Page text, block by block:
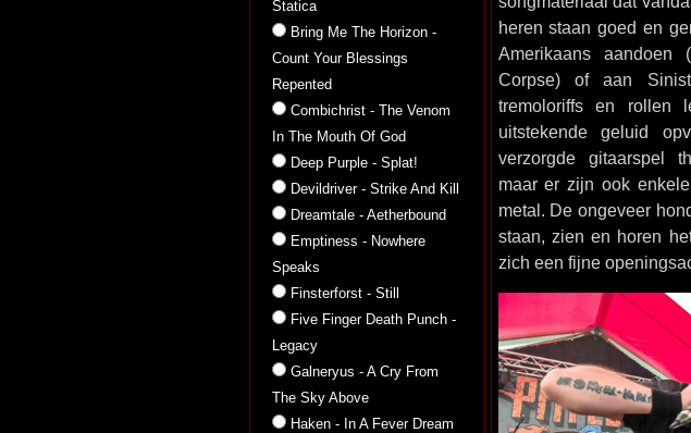
Statica
Bring Me The Horizon -
Count Your Blessings
Repented
Combichrist - The Venom
In The Mouth Of God
Deep Purple - Splat!
Devildriver - Strike And Kill
Dreamtale - Aetherbound
Emptiness - Nowhere
Speaks
Finsterforst - Still
Five Finger Death Punch -
Legacy
Galneryus - A Cry From
The Sky Above
Haken - In A Fever Dream
heren staan goed en
Amerikaans aandoen
Corpse) of aan
tremoloriffs en rollen
uitstekende geluid
verzorgde gitaarspel
maar er zijn ook
metal. De ongeveer
staan, zien en horen
zich een fijne